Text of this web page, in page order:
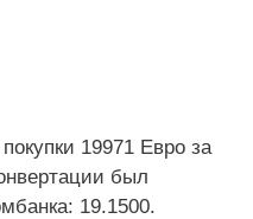
19971 Евро за
был
19.1500.